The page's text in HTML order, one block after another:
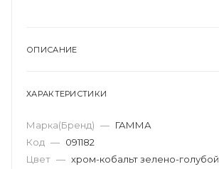
ОПИСАНИЕ
ХАРАКТЕРИСТИКИ
Марка(Бренд) — ГАММА
Код — 091182
Цвет — хром-кобальт зелено-голубой